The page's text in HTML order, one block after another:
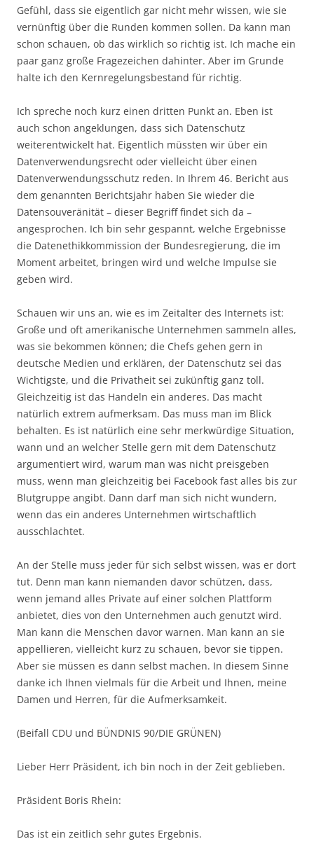
Gefühl, dass sie eigentlich gar nicht mehr wissen, wie sie
vernünftig über die Runden kommen sollen. Da kann man
schon schauen, ob das wirklich so richtig ist. Ich mache ein
paar ganz große Fragezeichen dahinter. Aber im Grunde
halte ich den Kernregelungsbestand für richtig.
Ich spreche noch kurz einen dritten Punkt an. Eben ist
auch schon angeklungen, dass sich Datenschutz
weiterentwickelt hat. Eigentlich müssten wir über ein
Datenverwendungsrecht oder vielleicht über einen
Datenverwendungsschutz reden. In Ihrem 46. Bericht aus
dem genannten Berichtsjahr haben Sie wieder die
Datensouveränität – dieser Begriff findet sich da –
angesprochen. Ich bin sehr gespannt, welche Ergebnisse
die Datenethikkommission der Bundesregierung, die im
Moment arbeitet, bringen wird und welche Impulse sie
geben wird.
Schauen wir uns an, wie es im Zeitalter des Internets ist:
Große und oft amerikanische Unternehmen sammeln alles,
was sie bekommen können; die Chefs gehen gern in
deutsche Medien und erklären, der Datenschutz sei das
Wichtigste, und die Privatheit sei zukünftig ganz toll.
Gleichzeitig ist das Handeln ein anderes. Das macht
natürlich extrem aufmerksam. Das muss man im Blick
behalten. Es ist natürlich eine sehr merkwürdige Situation,
wann und an welcher Stelle gern mit dem Datenschutz
argumentiert wird, warum man was nicht preisgeben
muss, wenn man gleichzeitig bei Facebook fast alles bis zur
Blutgruppe angibt. Dann darf man sich nicht wundern,
wenn das ein anderes Unternehmen wirtschaftlich
ausschlachtet.
An der Stelle muss jeder für sich selbst wissen, was er dort
tut. Denn man kann niemanden davor schützen, dass,
wenn jemand alles Private auf einer solchen Plattform
anbietet, dies von den Unternehmen auch genutzt wird.
Man kann die Menschen davor warnen. Man kann an sie
appellieren, vielleicht kurz zu schauen, bevor sie tippen.
Aber sie müssen es dann selbst machen. In diesem Sinne
danke ich Ihnen vielmals für die Arbeit und Ihnen, meine
Damen und Herren, für die Aufmerksamkeit.
(Beifall CDU und BÜNDNIS 90/DIE GRÜNEN)
Lieber Herr Präsident, ich bin noch in der Zeit geblieben.
Präsident Boris Rhein:
Das ist ein zeitlich sehr gutes Ergebnis.